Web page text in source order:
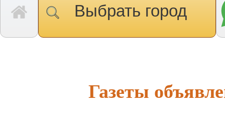
Выбрать город
Газеты